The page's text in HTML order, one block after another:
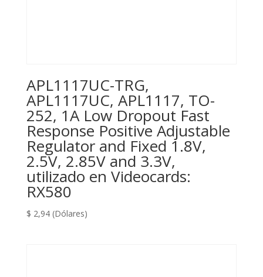
APL1117UC-TRG,
APL1117UC, APL1117, TO-
252, 1A Low Dropout Fast
Response Positive Adjustable
Regulator and Fixed 1.8V,
2.5V, 2.85V and 3.3V,
utilizado en Videocards:
RX580
$ 2,94 (Dólares)